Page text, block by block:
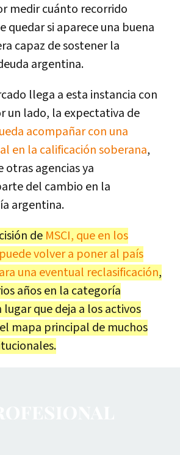
medir cuánto recorrido
quedar si aparece una buena
capaz de sostener la
argentina.
llega a esta instancia con
un lado, la expectativa de
acompañar con una
en la calificación soberana,
otras agencias ya
del cambio en la
argentina.
de MSCI, que en los
volver a poner al país
una eventual reclasificación,
años en la categoría
que deja a los activos
mapa principal de muchos